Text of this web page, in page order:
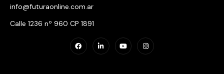
info@futuraonline.com.ar
Calle 1236 nº 960 CP 1891